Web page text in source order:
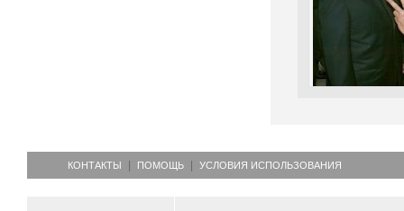
КОНТАКТЫ ПОМОЩЬ УСЛОВИЯ ИСПОЛЬЗОВАНИЯ